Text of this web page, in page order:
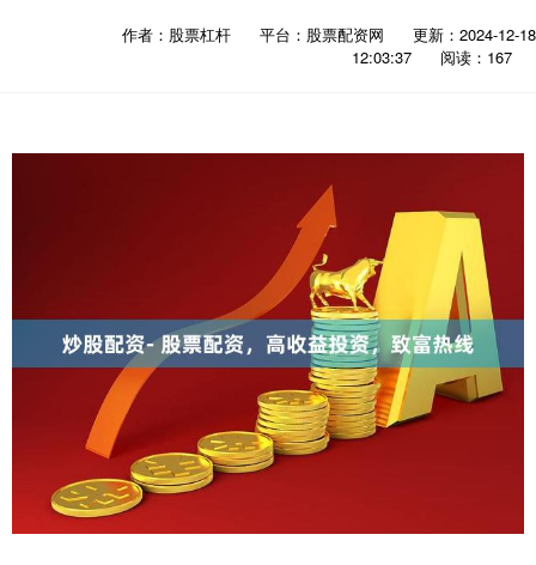
作者：股票杠杆 平台：股票配资网
更新：2024-12-18
12:03:37
阅读：167